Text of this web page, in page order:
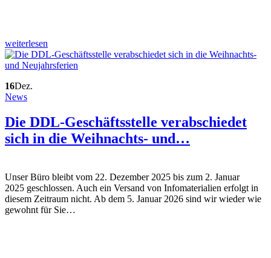
weiterlesen
16Dez.
News
Die DDL-Geschäftsstelle verabschiedet
sich in die Weihnachts- und…
Unser Büro bleibt vom 22. Dezember 2025 bis zum 2. Januar
2025 geschlossen. Auch ein Versand von Infomaterialien erfolgt in
diesem Zeitraum nicht. Ab dem 5. Januar 2026 sind wir wieder wie
gewohnt für Sie…